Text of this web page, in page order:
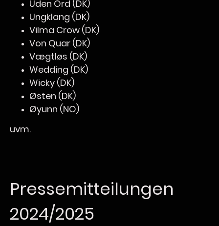
Uden Ord (DK)
Ungklang (DK)
Vilma Crow (DK)
Von Quar (DK)
Vægtløs (DK)
Wedding (DK)
Wicky (DK)
Østen (DK)
Øyunn (NO)
uvm.
Pressemitteilungen
2024/2025